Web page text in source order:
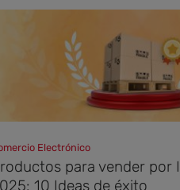
Electrónico
para vender por
10 Ideas de éxito